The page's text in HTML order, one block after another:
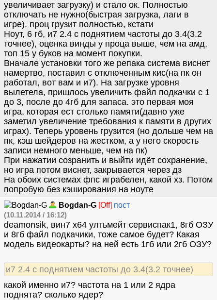
увеличивает загрузку) и стало ок. Полностью
отключать не нужно(быстрая загрузка, лаги в
игре). проц грузит полностью, кстати
Ноут, 6 гб, и7 2.4 с поднятием частоты до 3.4(3.2
точнее), оценка винды у проца выше, чем на амд,
топ 15 у буков на момент покупки.
Вначале установки того же репака система виснет
намертво, поставил с отключенным кис(на пк он
работал, вот вам и и7). На загрузке уровня
вылетела, пришлось увеличить файл подкачки с 1
до 3, после до 4гб для запаса. это первая моя
игра, которая ест столько памяти(давно уже
заметил увеличение требования к памяти в других
играх). Теперь уровень грузится (но дольше чем на
пк, кэш шейдеров на жестком, а у него скорость
записи немного меньше, чем на пк)
При нажатии созранить и выйти идёт сохранение,
но игра потом виснет, закрывается через дз
На обоих системах фпс играбелен, какой хз. Потом
попробую без кэширования на ноуте
Bogdan-G [Off] пост
(10.11.2014 / 16:12)
deamonsik, вин7 х64 ултьмейт сервиспак1, 8гб ОЗУ
и 8гб файл подкачики, тоже самое будет? Какая
модель видеокарты? на ней есть 1гб или 2гб ОЗУ?
и7 2.4 с поднятием частоты до 3.4(3.2 точнее)
какой именно и7? частота на 1 или 2 ядра
поднята? сколько ядер?